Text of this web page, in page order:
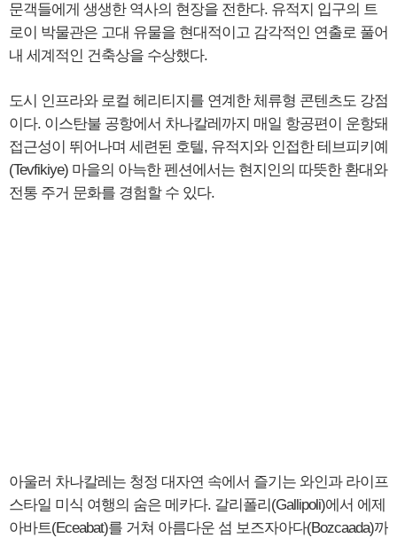
문객들에게 생생한 역사의 현장을 전한다. 유적지 입구의 트
로이 박물관은 고대 유물을 현대적이고 감각적인 연출로 풀어
내 세계적인 건축상을 수상했다.
도시 인프라와 로컬 헤리티지를 연계한 체류형 콘텐츠도 강점
이다. 이스탄불 공항에서 차나칼레까지 매일 항공편이 운항돼
접근성이 뛰어나며 세련된 호텔, 유적지와 인접한 테브피키예
(Tevfikiye) 마을의 아늑한 펜션에서는 현지인의 따뜻한 환대와
전통 주거 문화를 경험할 수 있다.
아울러 차나칼레는 청정 대자연 속에서 즐기는 와인과 라이프
스타일 미식 여행의 숨은 메카다. 갈리폴리(Gallipoli)에서 에제
아바트(Eceabat)를 거쳐 아름다운 섬 보즈자아다(Bozcaada)까